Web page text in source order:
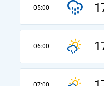
05:00
06:00